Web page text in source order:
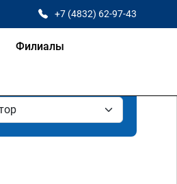
+7 (4832) 62-97-43
Филиалы